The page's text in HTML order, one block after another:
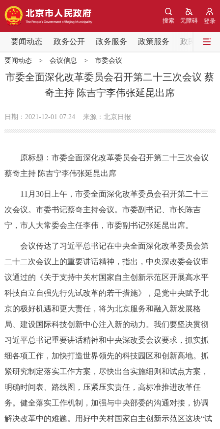
登录
无障碍
搜索
要闻动态 政务公开 政务服务 政策服务 政民互动
要闻动态
党中央精神 国务院信息
北京要闻 会议信息 部门动态
市领导 机构职能
决策公开 专题公开
政务服务
个人服务 法人服务 部门服务
便民服务 利企服务 投资项目
中介服务 阳光政务
12345网上接诉即办 我要咨询 我要建议
参与调查 在线访谈 图说互动
要闻动态> 会议信息 > 市委会议
市委全面深化改革委员会召开第二十三次会议 蔡
奇主持 陈吉宁李伟张延昆出席
日期：2021-12-01 07:24 来源：北京日报
原标题：市委全面深化改革委员会召开第二十三次会议
蔡奇主持 陈吉宁李伟张延昆出席
11月30日上午，市委全面深化改革委员会召开第二十三
次会议。市委书记蔡奇主持会议。市委副书记、市长陈吉
宁，市人大常委会主任李伟，市委副书记张延昆出席。
会议传达了习近平总书记在中央全面深化改革委员会第
二十二次会议上的重要讲话精神，指出，中央深改委会议审
议通过的《关于支持中关村国家自主创新示范区开展高水平
科技自立自强先行先试改革的若干措施》，是党中央赋予北
京的极好机遇和更大责任，将为北京服务和融入新发展格
局、建设国际科技创新中心注入新的动力。我们要坚决贯彻
习近平总书记重要讲话精神和中央深改委会议要求，抓实抓
细各项工作，加快打造世界领先的科技园区和创新高地。抓
紧研究制定落实工作方案，尽快出台实施细则和试点方案，
明确时间表、路线图，压紧压实责任，高标准推进改革任
务。健全落实工作机制，加强与中央部委的沟通对接，协调
解决改革中的难题。用好中关村国家自主创新示范区这块“试